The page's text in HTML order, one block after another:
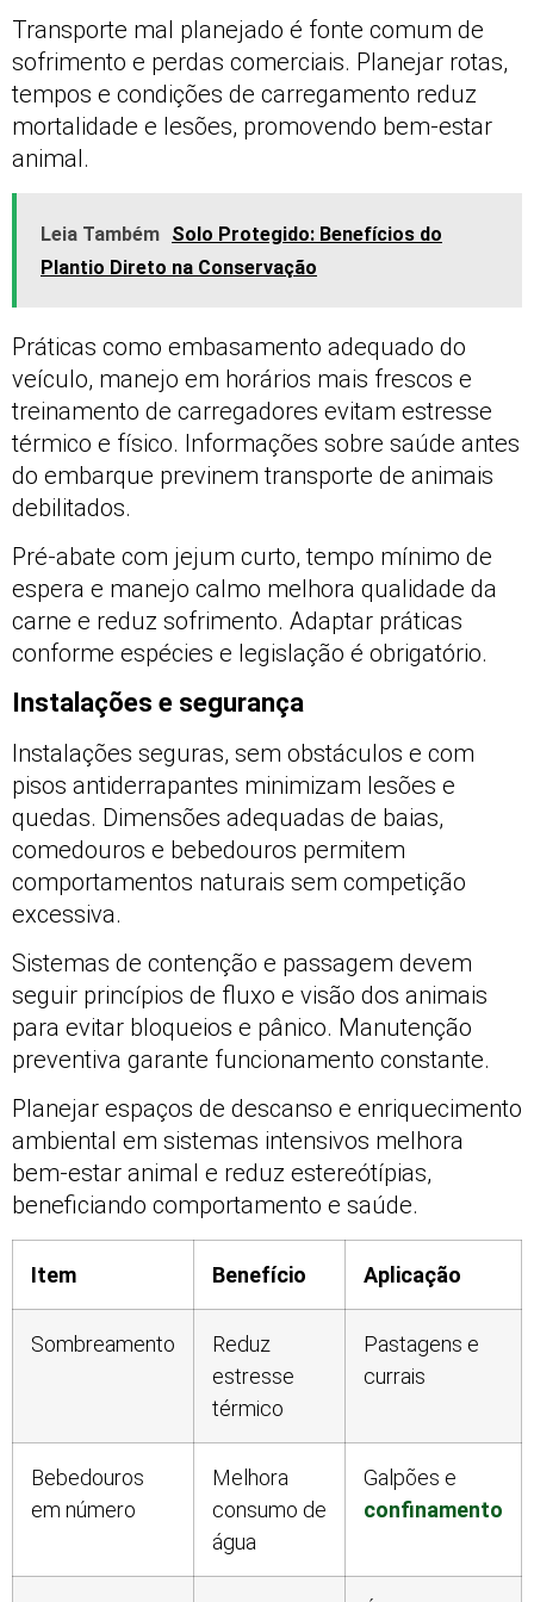
Transporte mal planejado é fonte comum de
sofrimento e perdas comerciais. Planejar rotas,
tempos e condições de carregamento reduz
mortalidade e lesões, promovendo bem-estar
animal.
Leia Também Solo Protegido: Benefícios do
Plantio Direto na Conservação
Práticas como embasamento adequado do
veículo, manejo em horários mais frescos e
treinamento de carregadores evitam estresse
térmico e físico. Informações sobre saúde antes
do embarque previnem transporte de animais
debilitados.
Pré-abate com jejum curto, tempo mínimo de
espera e manejo calmo melhora qualidade da
carne e reduz sofrimento. Adaptar práticas
conforme espécies e legislação é obrigatório.
Instalações e segurança
Instalações seguras, sem obstáculos e com
pisos antiderrapantes minimizam lesões e
quedas. Dimensões adequadas de baias,
comedouros e bebedouros permitem
comportamentos naturais sem competição
excessiva.
Sistemas de contenção e passagem devem
seguir princípios de fluxo e visão dos animais
para evitar bloqueios e pânico. Manutenção
preventiva garante funcionamento constante.
Planejar espaços de descanso e enriquecimento
ambiental em sistemas intensivos melhora
bem-estar animal e reduz estereótípias,
beneficiando comportamento e saúde.
Item Benefício Aplicação
Sombreamento
Reduz
estresse
térmico
Pastagens e
currais
Bebedouros
em número
Melhora
consumo de
água
Galpões e
confinamento